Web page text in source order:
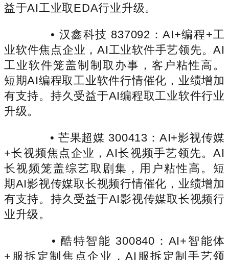
益于AI工业取EDA行业升级。
• 汉鑫科技 837092：AI+编程+工
业软件焦点企业，AI工业软件手艺领先。AI
工业软件笼盖制制取办事，客户粘性高。
短期AI编程取工业软件行情催化，业绩增加
有支持。持久受益于AI编程取工业软件行业
升级。
• 芒果超媒 300413：AI+影视传媒
+长视频焦点企业，AI长视频手艺领先。AI
长视频笼盖综艺取剧集，用户粘性高。短
期AI影视传媒取长视频行情催化，业绩增加
有支持。持久受益于AI影视传媒取长视频行
业升级。
• 酷特智能 300840：AI+智能体
+服拆定制焦点企业，AI服拆定制手艺领